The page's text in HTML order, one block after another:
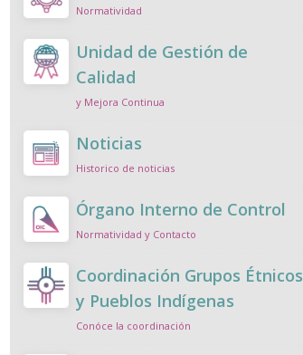
Normatividad
Unidad de Gestión de
Calidad
y Mejora Continua
Noticias
Historico de noticias
Órgano Interno de Control
Normatividad y Contacto
Coordinación Grupos Étnicos
y Pueblos Indígenas
Conóce la coordinación